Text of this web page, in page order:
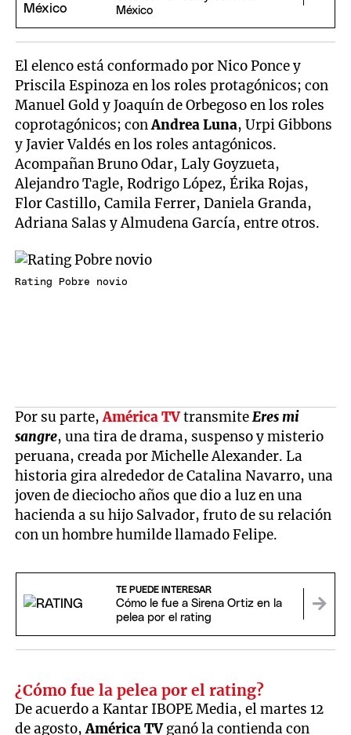
México
El elenco está conformado por Nico Ponce y
Priscila Espinoza en los roles protagónicos; con
Manuel Gold y Joaquín de Orbegoso en los roles
coprotagónicos; conAndrea Luna, Urpi Gibbons
y Javier Valdés en los roles antagónicos.
Acompañan Bruno Odar, Laly Goyzueta,
Alejandro Tagle, Rodrigo López, Érika Rojas,
Flor Castillo, Camila Ferrer, Daniela Granda,
Adriana Salas y Almudena García, entre otros.
Rating Pobre novio
Por su parte, América TVtransmiteEres mi
sangre, una tira de drama, suspenso y misterio
peruana, creada por Michelle Alexander. La
historia gira alrededor de Catalina Navarro, una
joven de dieciocho años que dio a luz en una
hacienda a su hijo Salvador, fruto de su relación
con un hombre humilde llamado Felipe.
TE PUEDE INTERESAR
Cómo le fue a Sirena Ortiz en la
pelea por el rating
¿Cómo fue la pelea por el rating?
De acuerdo a Kantar IBOPE Media, el martes 12
de agosto,América TVganó la contienda con